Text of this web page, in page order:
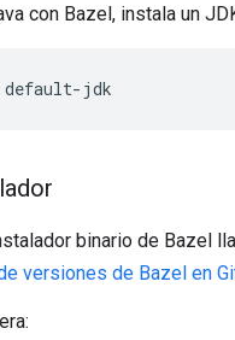
con Bazel, instala un
default-jdk
binario de Bazel
versiones de Bazel en